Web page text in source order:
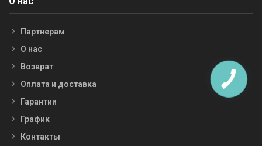
Партнерам
О нас
Возврат
Оплата и доставка
Гарантии
График
Контакты